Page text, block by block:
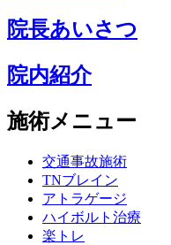
院長あいさつ
院内紹介
施術メニュー
交通事故施術
TNブレイン
アトラゲージ
ハイボルト治療
楽トレ